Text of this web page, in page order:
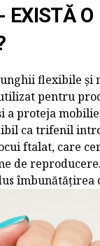
EXISTĂ O
flexibile și
pentru
a proteja
ca trifenil
ftalat, care
de
îmbunătățirea